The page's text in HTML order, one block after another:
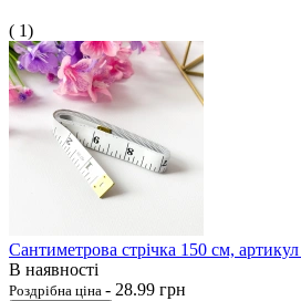
( 1)
Сантиметрова стрічка 150 см,
В наявності
Роздрібна ціна - 28.99 грн